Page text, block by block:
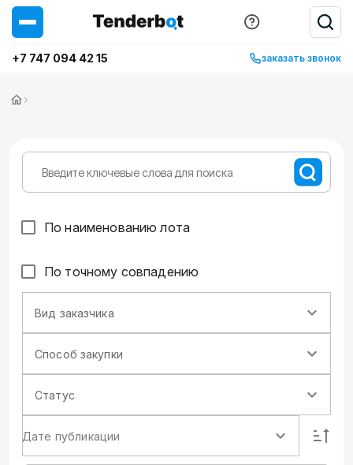
+7 747 094 42 15 заказать звонок
›
По наименованию лота
По точному совпадению
Вид заказчика
Способ закупки
Статус
Дате публикации